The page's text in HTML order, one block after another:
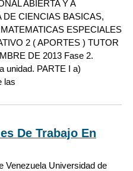
ABIERTA Y A
DE CIENCIAS BASICAS,
ESPECIALES
2 ( APORTES ) TUTOR
DE 2013 Fase 2.
unidad. PARTE I a)
las
De Trabajo En
Venezuela Universidad de